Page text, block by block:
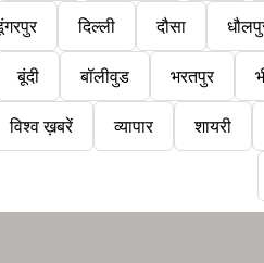
दिल्ली दौसा
बूंदी बॉलीवुड भरतपुर
विश्व ख़बरें व्यापार शायरी